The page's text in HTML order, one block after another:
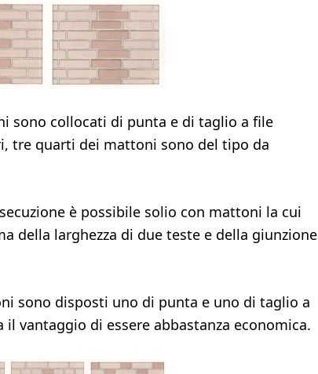
sono collocati di punta e di taglio a file
tre quarti dei mattoni sono del tipo da
è possibile solio con mattoni la cui
della larghezza di due teste e della giunzione
sono disposti uno di punta e uno di taglio a
vantaggio di essere abbastanza economica.